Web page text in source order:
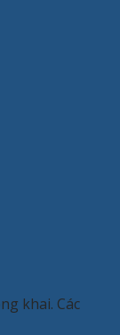
khai. Các